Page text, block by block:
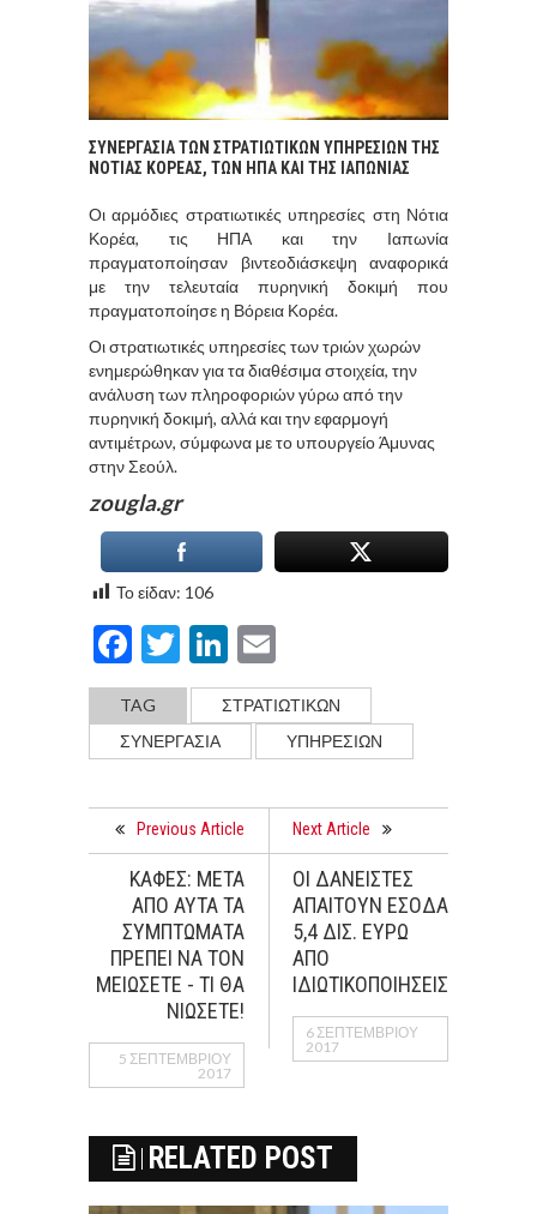
ΣΥΝΕΡΓΑΣΙΑ ΤΩΝ ΣΤΡΑΤΙΩΤΙΚΩΝ ΥΠΗΡΕΣΙΩΝ ΤΗΣ
ΝΟΤΙΑΣ ΚΟΡΕΑΣ, ΤΩΝ ΗΠΑ ΚΑΙ ΤΗΣ ΙΑΠΩΝΙΑΣ
Οι αρμόδιες στρατιωτικές υπηρεσίες στη Νότια
Κορέα, τις ΗΠΑ και την Ιαπωνία
πραγματοποίησαν βιντεοδιάσκεψη αναφορικά
με την τελευταία πυρηνική δοκιμή που
πραγματοποίησε η Βόρεια Κορέα.
Οι στρατιωτικές υπηρεσίες των τριών χωρών
ενημερώθηκαν για τα διαθέσιμα στοιχεία, την
ανάλυση των πληροφοριών γύρω από την
πυρηνική δοκιμή, αλλά και την εφαρμογή
αντιμέτρων, σύμφωνα με το υπουργείο Άμυνας
στην Σεούλ.
zougla.gr
Το είδαν: 106
Facebook
TwitterLinkedIn
TAG
ΣΤΡΑΤΙΩΤΙΚΩΝ
ΣΥΝΕΡΓΑΣΙΑ
ΥΠΗΡΕΣΙΩΝ
Previous Article
ΚΑΦΕΣ: ΜΕΤΑ
ΑΠΟ ΑΥΤΑ ΤΑ
ΣΥΜΠΤΩΜΑΤΑ
ΠΡΕΠΕΙ ΝΑ ΤΟΝ
ΜΕΙΩΣΕΤΕ - ΤΙ ΘΑ
ΝΙΩΣΕΤΕ!
5 ΣΕΠΤΕΜΒΡΊΟΥ
2017
Next Article
ΟΙ ΔΑΝΕΙΣΤΕΣ
ΑΠΑΙΤΟΥΝ ΕΣΟΔΑ
5,4 ΔΙΣ. ΕΥΡΩ
ΑΠΟ
ΙΔΙΩΤΙΚΟΠΟΙΗΣΕΙΣ
6 ΣΕΠΤΕΜΒΡΊΟΥ
2017
RELATED POST